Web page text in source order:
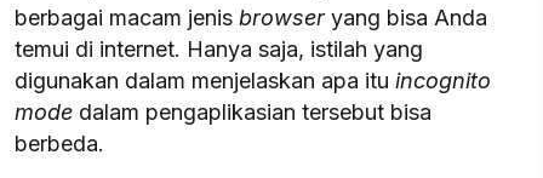
berbagai macam jenis browseryang bisa Anda
temui di internet. Hanya saja, istilah yang
digunakan dalam menjelaskan apa itu incognito
mode dalam pengaplikasian tersebut bisa
berbeda.